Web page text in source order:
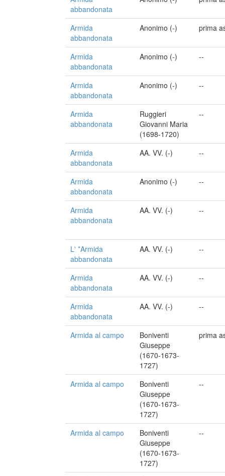
abbandonata
Armida
abbandonata
Anonimo (-) prima
Armida
abbandonata
Anonimo (-) --
Armida
abbandonata
Anonimo (-) --
Armida
abbandonata
Ruggieri
Giovanni Maria
(1698-1720)
--
Armida
abbandonata
AA. VV. (-) --
Armida
abbandonata
Anonimo (-) --
Armida
abbandonata
AA. VV. (-) --
L' *Armida
abbandonata
AA. VV. (-) --
Armida
abbandonata
AA. VV. (-) --
Armida
abbandonata
AA. VV. (-) --
Armida al campo
Boniventi
Giuseppe
(1670-1673-
1727)
prima
Armida al campo
Boniventi
Giuseppe
(1670-1673-
1727)
--
Armida al campo
Boniventi
Giuseppe
(1670-1673-
1727)
--